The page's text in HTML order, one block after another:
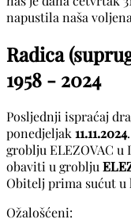
napustila naša voljena
Radica
1958 - 2024
Posljednji ispraćaj
ponedjeljak 11.11.2024
groblju ELEZOVAC u
obaviti u groblju
Obitelj prima sućut u
Ožalošćeni: